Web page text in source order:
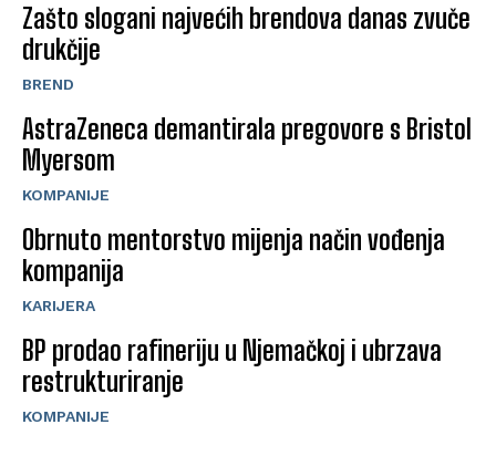
Zašto slogani najvećih brendova danas zvuče
drukčije
BREND
AstraZeneca demantirala pregovore s Bristol
Myersom
KOMPANIJE
Obrnuto mentorstvo mijenja način vođenja
kompanija
KARIJERA
BP prodao rafineriju u Njemačkoj i ubrzava
restrukturiranje
KOMPANIJE